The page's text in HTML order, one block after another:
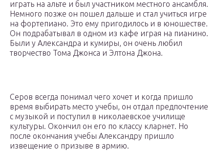
играть на альте и был участником местного ансамбля.
Немного позже он пошел дальше и стал учиться игре
на фортепиано. Это ему пригодилось и в юношестве.
Он подрабатывал в одном из кафе играя на пианино.
Были у Александра и кумиры, он очень любил
творчество Тома Джонса и Элтона Джона.
Серов всегда понимал чего хочет и когда пришло
время выбирать место учебы, он отдал предпочтение
с музыкой и поступил в николаевское училище
культуры. Окончил он его по классу кларнет. Но
после окончания учебы Александру пришло
извещение о призыве в армию.